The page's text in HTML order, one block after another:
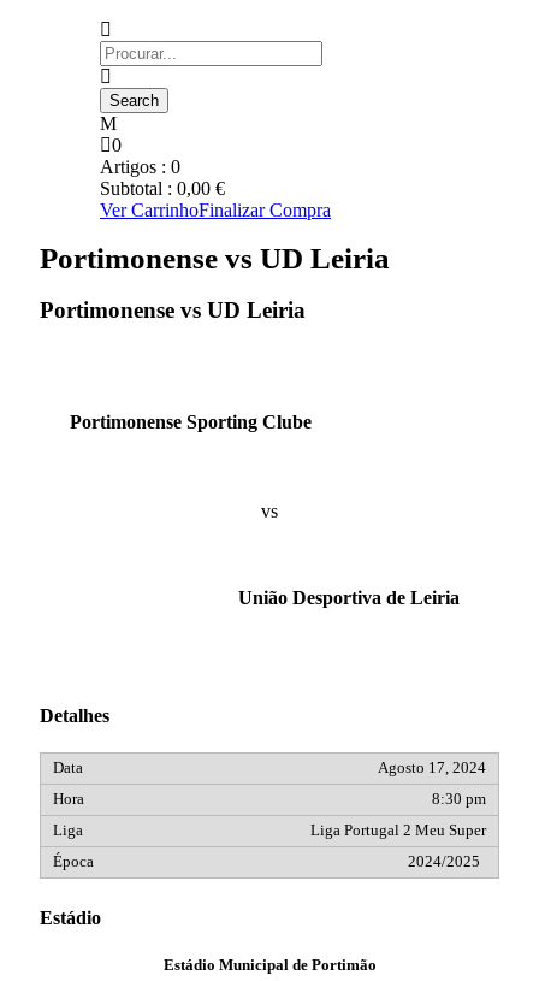
0
Artigos : 0
Subtotal : 0,00 €
Ver CarrinhoFinalizar Compra
Portimonense vs UD Leiria
Portimonense vs UD Leiria
Portimonense Sporting Clube
vs
União Desportiva de Leiria
Detalhes
Agosto 17, 2024
8:30 pm
Liga Portugal 2 Meu Super
2024/2025
Estádio
Estádio Municipal de Portimão